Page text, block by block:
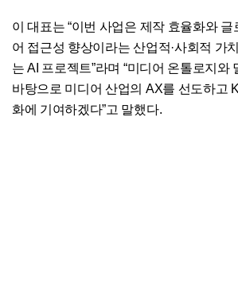
이 대표는 “이번 사업은 제작 효율화와 글
어 접근성 향상이라는 산업적·사회적 가
는 AI 프로젝트”라며 “미디어 온톨로지와
바탕으로 미디어 산업의 AX를 선도하고
화에 기여하겠다”고 말했다.